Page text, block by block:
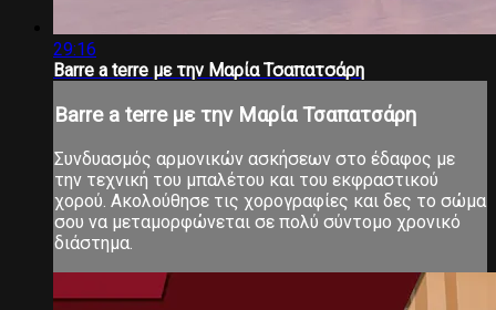
29:16
Barre a terre με την Μαρία Τσαπατσάρη
Barre a terre με την Μαρία Τσαπατσάρη
Συνδυασμός αρμονικών ασκήσεων στο έδαφος με
την τεχνική του μπαλέτου και του εκφραστικού
χορού. Ακολούθησε τις χορογραφίες και δες το σώμα
σου να μεταμορφώνεται σε πολύ σύντομο χρονικό
διάστημα.